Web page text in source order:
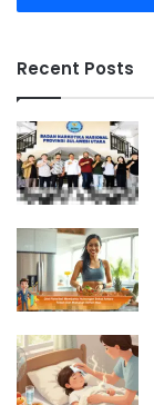
Recent Posts